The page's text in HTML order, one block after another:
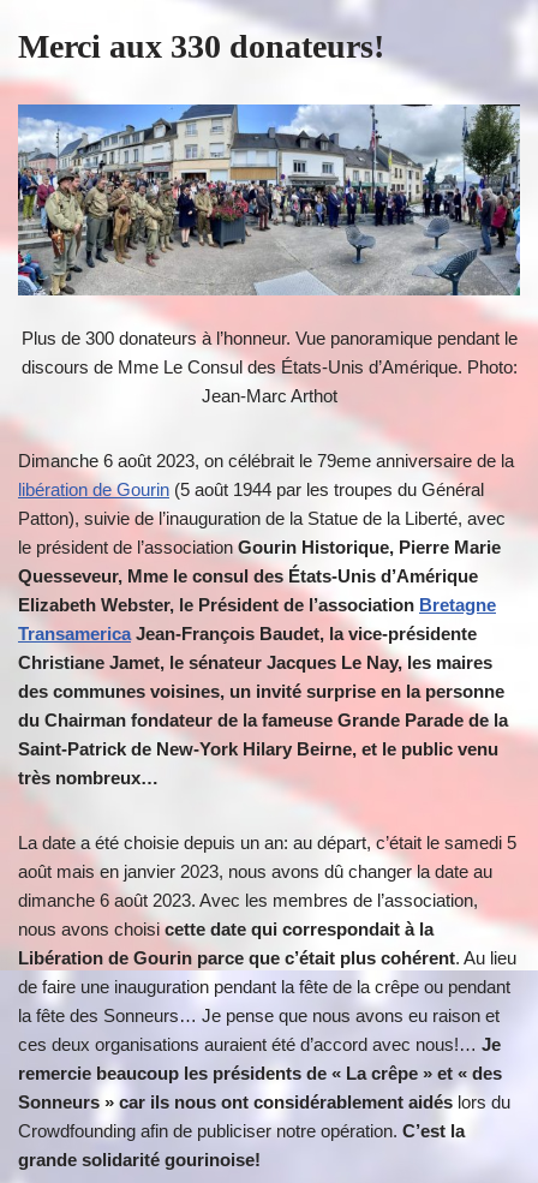
Merci aux 330 donateurs!
Plus de 300 donateurs à l’honneur. Vue panoramique pendant le
discours de Mme Le Consul des États-Unis d’Amérique. Photo:
Jean-Marc Arthot
Dimanche 6 août 2023, on célébrait le 79eme anniversaire de la
libération de Gourin (5 août 1944 par les troupes du Général
Patton), suivie de l’inauguration de la Statue de la Liberté, avec
le président de l’association Gourin Historique, Pierre Marie
Quesseveur, Mme le consul des États-Unis d’Amérique
Elizabeth Webster, le Président de l’association Bretagne
TransamericaJean-François Baudet, la vice-présidente
Christiane Jamet, le sénateur Jacques Le Nay, les maires
des communes voisines, un invité surprise en la personne
du Chairman fondateur de la fameuse Grande Parade de la
Saint-Patrick de New-York Hilary Beirne, et le public venu
très nombreux…
La date a été choisie depuis un an: au départ, c’était le samedi 5
août mais en janvier 2023, nous avons dû changer la date au
dimanche 6 août 2023. Avec les membres de l’association,
nous avons choisi cette date qui correspondait à la
Libération de Gourin parce que c’était plus cohérent. Au lieu
de faire une inauguration pendant la fête de la crêpe ou pendant
la fête des Sonneurs… Je pense que nous avons eu raison et
ces deux organisations auraient été d’accord avec nous!… Je
remercie beaucoup les présidents de « La crêpe » et « des
Sonneurs » car ils nous ont considérablement aidés lors du
Crowdfounding afin de publiciser notre opération. C’est la
grande solidarité gourinoise!